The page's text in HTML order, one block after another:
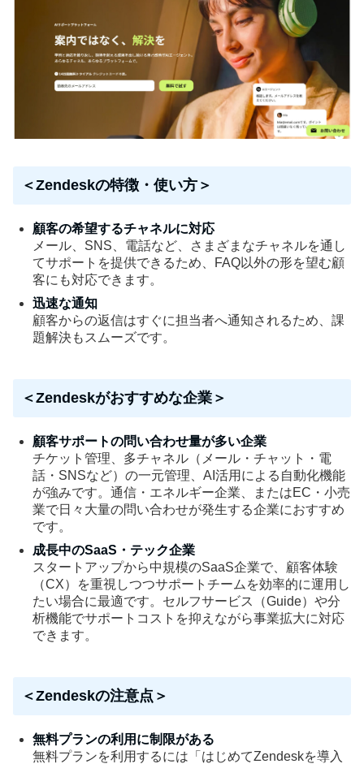
＜Zendeskの特徴・使い方＞
顧客の希望するチャネルに対応
メール、SNS、電話など、さまざまなチャネルを通し
てサポートを提供できるため、FAQ以外の形を望む顧
客にも対応できます。
迅速な通知
顧客からの返信はすぐに担当者へ通知されるため、課
題解決もスムーズです。
＜Zendeskがおすすめな企業＞
顧客サポートの問い合わせ量が多い企業
チケット管理、多チャネル（メール・チャット・電
話・SNSなど）の一元管理、AI活用による自動化機能
が強みです。通信・エネルギー企業、またはEC・小売
業で日々大量の問い合わせが発生する企業におすすめ
です。
成長中のSaaS・テック企業
スタートアップから中規模のSaaS企業で、顧客体験
（CX）を重視しつつサポートチームを効率的に運用し
たい場合に最適です。セルフサービス（Guide）や分
析機能でサポートコストを抑えながら事業拡大に対応
できます。
＜Zendeskの注意点＞
無料プランの利用に制限がある
無料プランを利用するには「はじめてZendeskを導入